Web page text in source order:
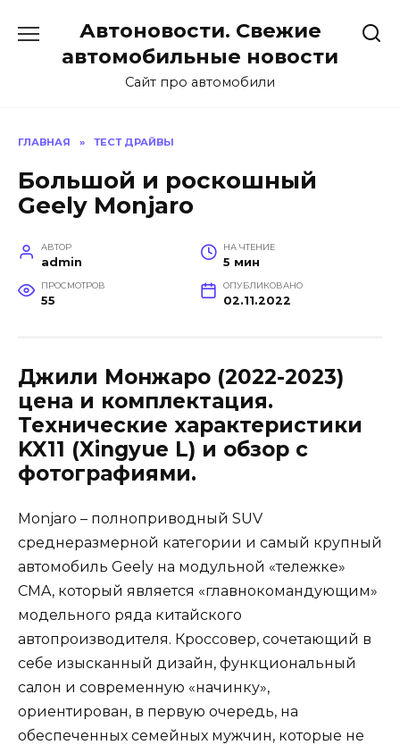
содержанию
Автоновости. Свежие
автомобильные новости
Сайт про автомобили
ГЛАВНАЯ » ТЕСТ ДРАЙВЫ
Большой и роскошный
Geely Monjaro
АВТОР
admin
НА ЧТЕНИЕ
5 мин
ПРОСМОТРОВ
55
ОПУБЛИКОВАНО
02.11.2022
Джили Монжаро (2022-2023)
цена и комплектация.
Технические характеристики
KX11 (Xingyue L) и обзор с
фотографиями.
Monjaro – полноприводный SUV
среднеразмерной категории и самый крупный
автомобиль Geely на модульной «тележке»
CMA, который является «главнокомандующим»
модельного ряда китайского
автопроизводителя. Кроссовер, сочетающий в
себе изысканный дизайн, функциональный
салон и современную «начинку»,
ориентирован, в первую очередь, на
обеспеченных семейных мужчин, которые не